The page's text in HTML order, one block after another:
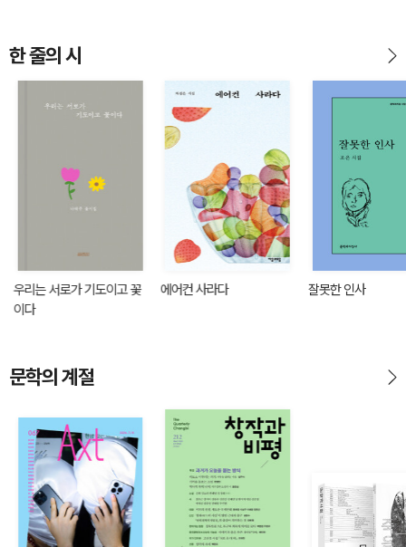
한 줄의 시
우리는 서로가 기도이고 꽃
이다
에어컨 사라다 잘못한 인사
문학의 계절